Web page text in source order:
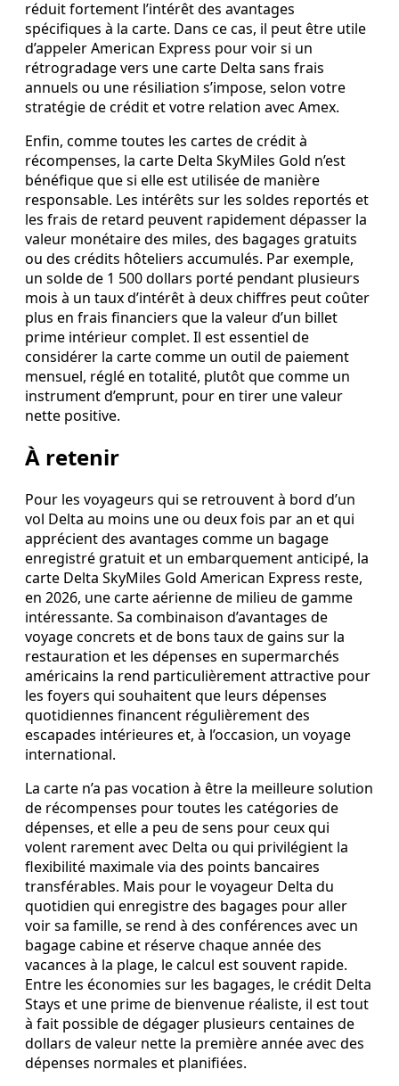
réduit fortement l’intérêt des avantages
spécifiques à la carte. Dans ce cas, il peut être utile
d’appeler American Express pour voir si un
rétrogradage vers une carte Delta sans frais
annuels ou une résiliation s’impose, selon votre
stratégie de crédit et votre relation avec Amex.
Enfin, comme toutes les cartes de crédit à
récompenses, la carte Delta SkyMiles Gold n’est
bénéfique que si elle est utilisée de manière
responsable. Les intérêts sur les soldes reportés et
les frais de retard peuvent rapidement dépasser la
valeur monétaire des miles, des bagages gratuits
ou des crédits hôteliers accumulés. Par exemple,
un solde de 1 500 dollars porté pendant plusieurs
mois à un taux d’intérêt à deux chiffres peut coûter
plus en frais financiers que la valeur d’un billet
prime intérieur complet. Il est essentiel de
considérer la carte comme un outil de paiement
mensuel, réglé en totalité, plutôt que comme un
instrument d’emprunt, pour en tirer une valeur
nette positive.
À retenir
Pour les voyageurs qui se retrouvent à bord d’un
vol Delta au moins une ou deux fois par an et qui
apprécient des avantages comme un bagage
enregistré gratuit et un embarquement anticipé, la
carte Delta SkyMiles Gold American Express reste,
en 2026, une carte aérienne de milieu de gamme
intéressante. Sa combinaison d’avantages de
voyage concrets et de bons taux de gains sur la
restauration et les dépenses en supermarchés
américains la rend particulièrement attractive pour
les foyers qui souhaitent que leurs dépenses
quotidiennes financent régulièrement des
escapades intérieures et, à l’occasion, un voyage
international.
La carte n’a pas vocation à être la meilleure solution
de récompenses pour toutes les catégories de
dépenses, et elle a peu de sens pour ceux qui
volent rarement avec Delta ou qui privilégient la
flexibilité maximale via des points bancaires
transférables. Mais pour le voyageur Delta du
quotidien qui enregistre des bagages pour aller
voir sa famille, se rend à des conférences avec un
bagage cabine et réserve chaque année des
vacances à la plage, le calcul est souvent rapide.
Entre les économies sur les bagages, le crédit Delta
Stays et une prime de bienvenue réaliste, il est tout
à fait possible de dégager plusieurs centaines de
dollars de valeur nette la première année avec des
dépenses normales et planifiées.